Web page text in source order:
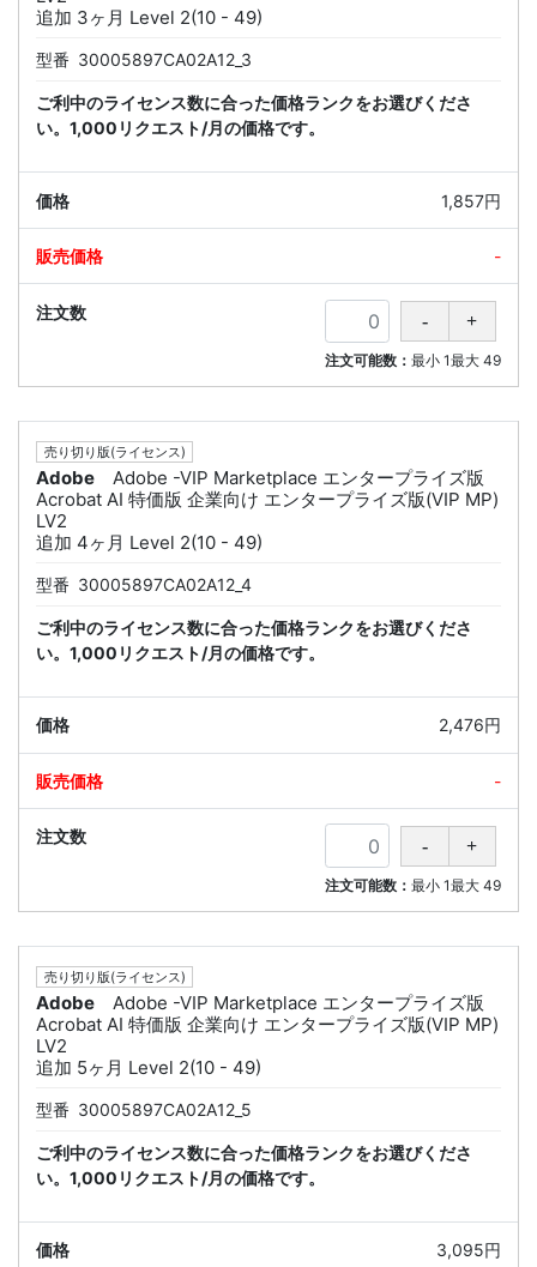
追加 3ヶ月 Level 2(10 - 49)
型番 30005897CA02A12_3
ご利中のライセンス数に合った価格ランクをお選びくださ
い。1,000リクエスト/月の価格です。
1,857円
-
注文可能数： 最小 1最大 49
売り切り版(ライセンス)
Adobe
Adobe -VIP Marketplace エンタープライズ版
Acrobat AI 特価版 企業向け エンタープライズ版(VIP MP)
LV2
追加 4ヶ月 Level 2(10 - 49)
型番 30005897CA02A12_4
ご利中のライセンス数に合った価格ランクをお選びくださ
い。1,000リクエスト/月の価格です。
2,476円
-
注文可能数： 最小 1最大 49
売り切り版(ライセンス)
Adobe
Adobe -VIP Marketplace エンタープライズ版
Acrobat AI 特価版 企業向け エンタープライズ版(VIP MP)
LV2
追加 5ヶ月 Level 2(10 - 49)
型番 30005897CA02A12_5
ご利中のライセンス数に合った価格ランクをお選びくださ
い。1,000リクエスト/月の価格です。
3,095円